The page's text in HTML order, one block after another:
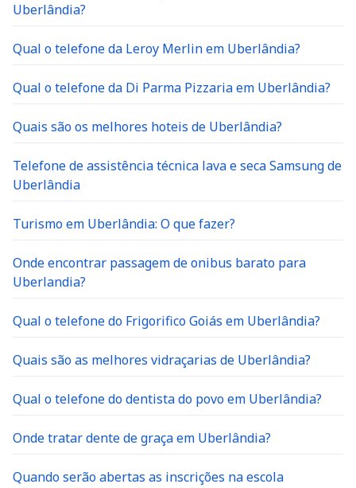
Uberlândia?
Qual o telefone da Leroy Merlin em Uberlândia?
Qual o telefone da Di Parma Pizzaria em Uberlândia?
Quais são os melhores hoteis de Uberlândia?
Telefone de assistência técnica lava e seca Samsung de
Uberlândia
Turismo em Uberlândia: O que fazer?
Onde encontrar passagem de onibus barato para
Uberlandia?
Qual o telefone do Frigorifico Goiás em Uberlândia?
Quais são as melhores vidraçarias de Uberlândia?
Qual o telefone do dentista do povo em Uberlândia?
Onde tratar dente de graça em Uberlândia?
Quando serão abertas as inscrições na escola